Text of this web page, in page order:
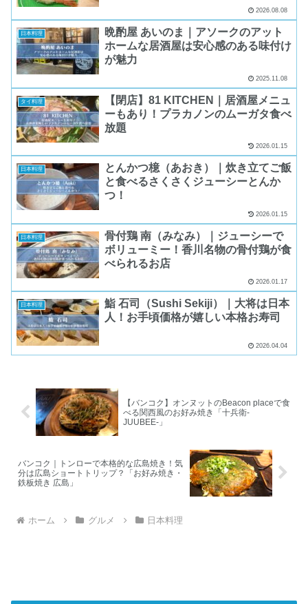
2026.08.08
日本料理
晩酌屋 あいのま｜アソークのアット
ホームな居酒屋は安心感のある味付け
が魅力
2025.11.08
タイ料理
【閉店】81 KITCHEN｜居酒屋メニュ
ーもあり！プラカノンのムーガタ食べ
放題
2026.01.15
日本料理
とんかつ檍（あおき）｜炊き立てご飯
と食べるさくさくジューシーとんか
つ！
2026.01.15
日本料理
骨付鶏 南（みなみ）｜ジューシーで
ボリューミー！香川名物の骨付鶏が食
べられるお店
2026.01.17
日本料理
鮨 石司（Sushi Sekiji）｜大将は日本
人！お手頃価格が嬉しい本格お寿司
2026.04.04
【バンコク】オンヌットのBeacon placeで食
べる関西風のお好み焼き「十兵衛-
JUUBEE-」
バンコク｜トンローで本格的な広島焼き！気
分は広島ショートトリップ？「お好み焼き・
鉄板焼き 広島」
ホーム グルメ 日本料理